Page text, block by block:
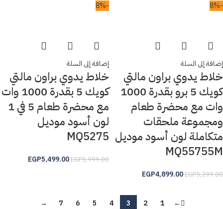
-8%
إضافة إلى السلة
خلاط يدوي براون مالتي
كويك 5 برو بقدرة 1000
وات مع محضرة طعام
ومجموعة ملحقات
متكاملة لون أسود موديل
MQ55755M
EGP5,299.00
EGP4,899.00
-8%
إضافة إلى السلة
خلاط يدوي براون مالتي
كويك 5 بقدرة 1000 وات
مع محضرة طعام 5 في 1
لون أسود موديل
MQ5275
EGP5,999.00
EGP5,499.00
←
1
2
3
4
5
6
7
→